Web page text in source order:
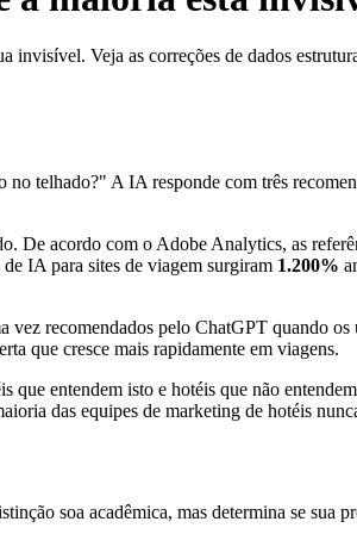
Veja as correções de dados
telhado?" A IA responde com três
De acordo com o Adobe Analytics, as
IA para sites de viagem surgiram 1.200%
vez recomendados pelo ChatGPT quando
que cresce mais rapidamente em viagens.
entendem isto e hotéis que não
das equipes de marketing de hotéis
soa acadêmica, mas determina se sua